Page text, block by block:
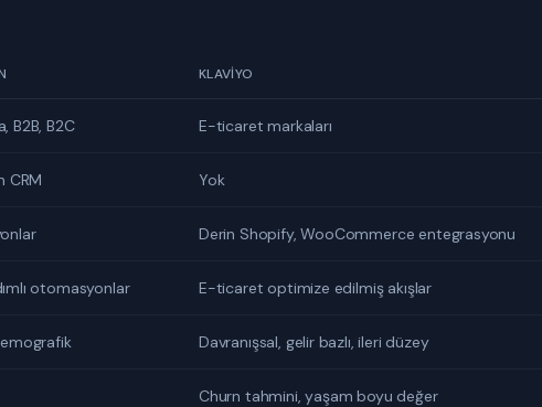
KLAVIYO
B2B, B2C E-ticaret markaları
CRM Yok
Derin Shopify, WooCommerce entegrasyonu
otomasyonlar E-ticaret optimize edilmiş akışlar
Davranışsal, gelir bazlı, ileri düzey
Churn tahmini, yaşam boyu değer